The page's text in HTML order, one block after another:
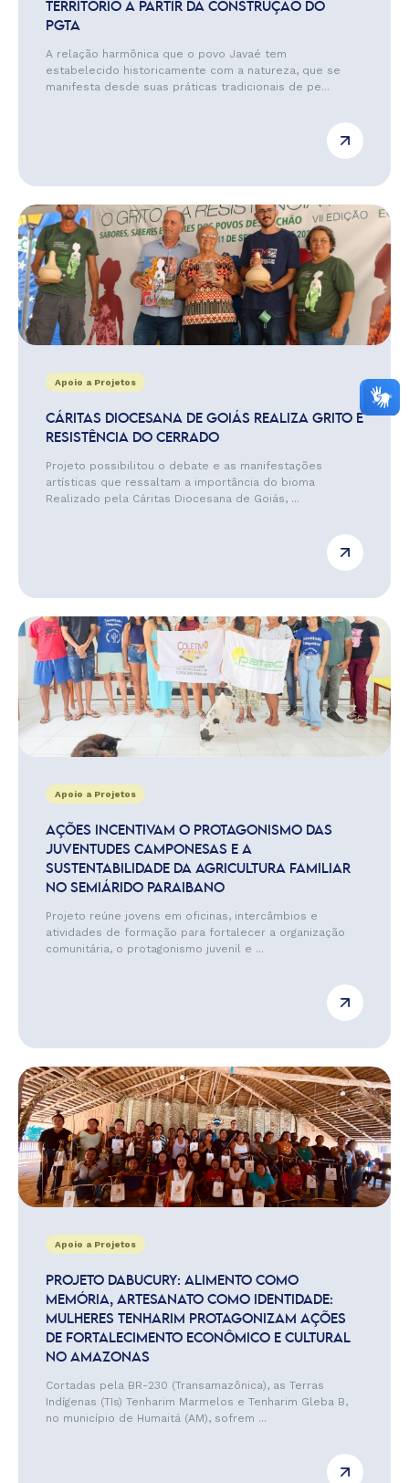
TERRITÓRIO A PARTIR DA CONSTRUÇÃO DO
PGTA
A relação harmônica que o povo Javaé tem
estabelecido historicamente com a natureza, que se
manifesta desde suas práticas tradicionais de pe...
Apoio a Projetos
CÁRITAS DIOCESANA DE GOIÁS REALIZA GRITO E
RESISTÊNCIA DO CERRADO
Projeto possibilitou o debate e as manifestações
artísticas que ressaltam a importância do bioma
Realizado pela Cáritas Diocesana de Goiás, ...
Apoio a Projetos
AÇÕES INCENTIVAM O PROTAGONISMO DAS
JUVENTUDES CAMPONESAS E A
SUSTENTABILIDADE DA AGRICULTURA FAMILIAR
NO SEMIÁRIDO PARAIBANO
Projeto reúne jovens em oficinas, intercâmbios e
atividades de formação para fortalecer a organização
comunitária, o protagonismo juvenil e ...
Apoio a Projetos
PROJETO DABUCURY: ALIMENTO COMO
MEMÓRIA, ARTESANATO COMO IDENTIDADE:
MULHERES TENHARIM PROTAGONIZAM AÇÕES
DE FORTALECIMENTO ECONÔMICO E CULTURAL
NO AMAZONAS
Cortadas pela BR-230 (Transamazônica), as Terras
Indígenas (TIs) Tenharim Marmelos e Tenharim Gleba B,
no município de Humaitá (AM), sofrem ...